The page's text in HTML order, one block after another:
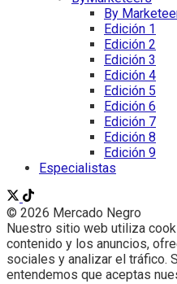
By
Edición 1
Edición 2
Edición 3
Edición 4
Edición 5
Edición 6
Edición 7
Edición 8
Edición 9
Especialistas
© 2026 Mercado Negro
Nuestro sitio web utiliza
contenido y los anuncios,
sociales y analizar el tráfico.
entendemos que aceptas